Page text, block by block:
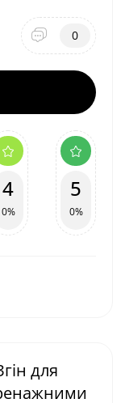
0
4
0%
5
0%
для